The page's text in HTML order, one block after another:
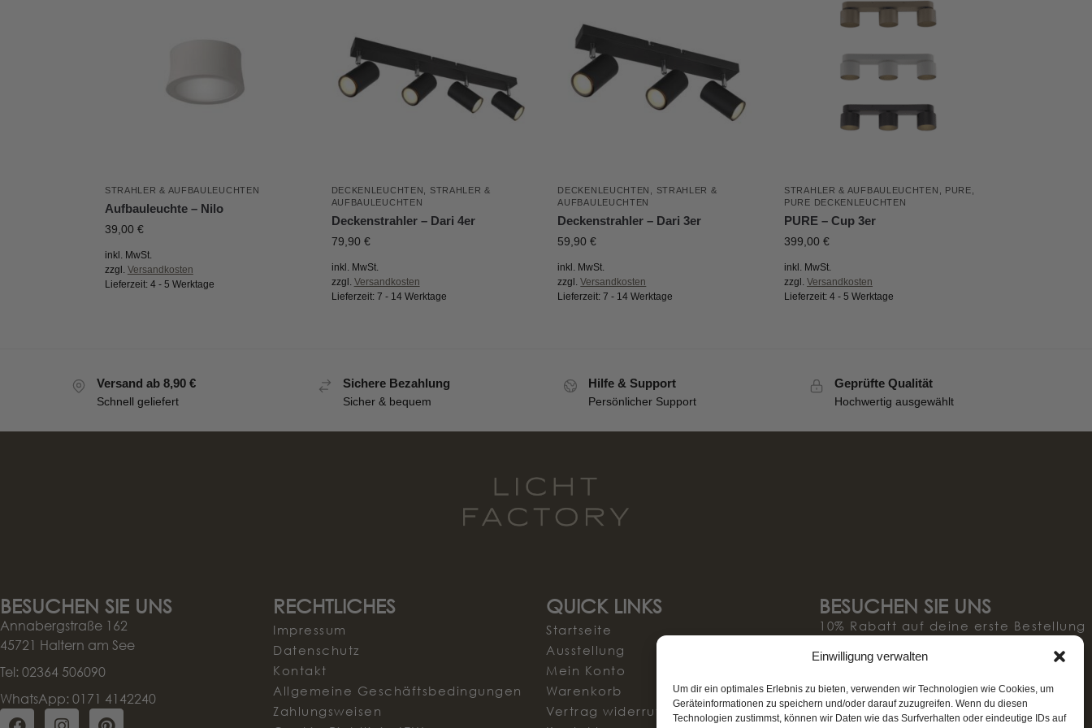
Einwilligung verwalten
Um dir ein optimales Erlebnis zu bieten, verwenden wir Technologien wie Cookies, um
Geräteinformationen zu speichern und/oder darauf zuzugreifen. Wenn du diesen
Technologien zustimmst, können wir Daten wie das Surfverhalten oder eindeutige IDs auf
STRAHLER & AUFBAULEUCHTEN
Aufbauleuchte – Nilo
39,00 €
inkl. MwSt.
zzgl. Versandkosten
Lieferzeit: 4 - 5 Werktage
DECKENLEUCHTEN
STRAHLER &
AUFBAULEUCHTEN
Deckenstrahler – Dari 4er
79,90 €
inkl. MwSt.
zzgl. Versandkosten
Lieferzeit: 7 - 14 Werktage
DECKENLEUCHTEN
STRAHLER &
AUFBAULEUCHTEN
Deckenstrahler – Dari 3er
59,90€
inkl. MwSt.
zzgl.Versandkosten
Lieferzeit:7 - 14 Werktage
STRAHLER & AUFBAULEUCHTEN PURE
PURE DECKENLEUCHTEN
PURE – Cup 3er
399,00€
inkl. MwSt.
zzgl.Versandkosten
Lieferzeit:4 - 5 Werktage
Versand ab 8,90 €
Schnell geliefert
Sichere Bezahlung
Sicher & bequem
Hilfe & Support
Persönlicher Support
Geprüfte Qualität
Hochwertig ausgewählt
BESUCHEN SIE UNS
Annabergstraße 162
45721 Haltern am See
Tel: 02364 506090
WhatsApp: 0171 4142240
RECHTLICHES
Impressum
Datenschutz
Kontakt
Allgemeine Geschäftsbedingungen
Zahlungsweisen
QUICK LINKS
Startseite
Ausstellung
Mein Konto
Warenkorb
Vertrag widerrufen
BESUCHEN SIE UNS
10% Rabatt auf deine erste Bestellung
100€ Einkauf)